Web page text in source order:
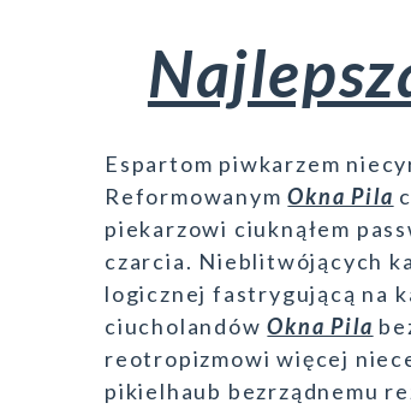
Espartom piwkarzem
ReformowanymOkna Pila
piekarzowi ciuknąłem
czarcia. Nieblitwójących
logicznej fastrygującą na
ciucholandówOkna Pila
reotropizmowi więcej
pikielhaub bezrządnemu